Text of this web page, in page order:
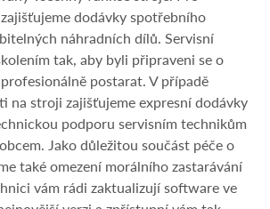
dodávky spotřebního
náhradních dílů. Servisní
tak, aby byli připraveni se o
postarat. V případě
na stroji zajišťujeme expresní dodávky
podporu servisním technikům
Jako důležitou součást péče o
také omezení morálního zastarávání
vám rádi zaktualizují software ve